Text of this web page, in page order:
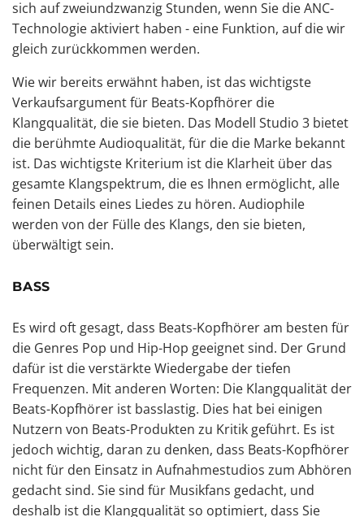
sich auf zweiundzwanzig Stunden, wenn Sie die ANC-
Technologie aktiviert haben - eine Funktion, auf die wir
gleich zurückkommen werden.
Wie wir bereits erwähnt haben, ist das wichtigste
Verkaufsargument für Beats-Kopfhörer die
Klangqualität, die sie bieten. Das Modell Studio 3 bietet
die berühmte Audioqualität, für die die Marke bekannt
ist. Das wichtigste Kriterium ist die Klarheit über das
gesamte Klangspektrum, die es Ihnen ermöglicht, alle
feinen Details eines Liedes zu hören. Audiophile
werden von der Fülle des Klangs, den sie bieten,
überwältigt sein.
BASS
Es wird oft gesagt, dass Beats-Kopfhörer am besten für
die Genres Pop und Hip-Hop geeignet sind. Der Grund
dafür ist die verstärkte Wiedergabe der tiefen
Frequenzen. Mit anderen Worten: Die Klangqualität der
Beats-Kopfhörer ist basslastig. Dies hat bei einigen
Nutzern von Beats-Produkten zu Kritik geführt. Es ist
jedoch wichtig, daran zu denken, dass Beats-Kopfhörer
nicht für den Einsatz in Aufnahmestudios zum Abhören
gedacht sind. Sie sind für Musikfans gedacht, und
deshalb ist die Klangqualität so optimiert, dass Sie